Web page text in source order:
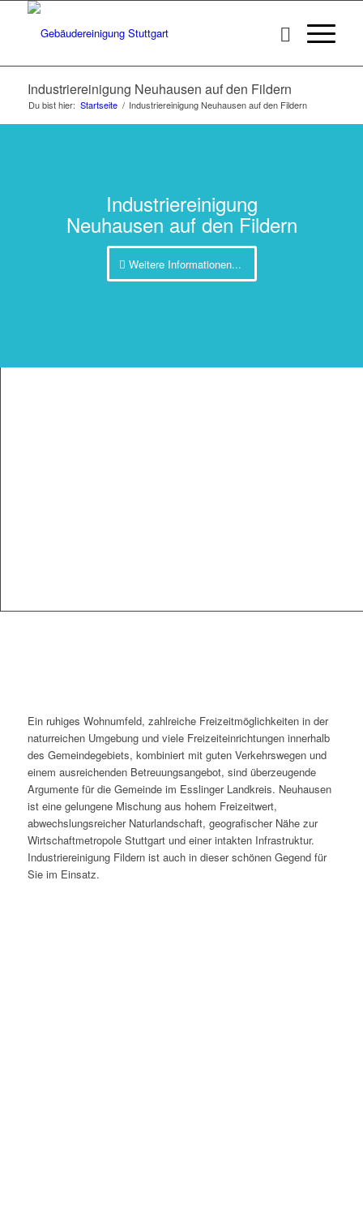
Industriereinigung Neuhausen auf den Fildern
Du bist hier: Startseite / Industriereinigung Neuhausen auf den Fildern
Industriereinigung
Neuhausen auf den Fildern
Weitere Informationen...
Ein ruhiges Wohnumfeld, zahlreiche Freizeitmöglichkeiten in der
naturreichen Umgebung und viele Freizeiteinrichtungen innerhalb
des Gemeindegebiets, kombiniert mit guten Verkehrswegen und
einem ausreichenden Betreuungsangebot, sind überzeugende
Argumente für die Gemeinde im Esslinger Landkreis. Neuhausen
ist eine gelungene Mischung aus hohem Freizeitwert,
abwechslungsreicher Naturlandschaft, geografischer Nähe zur
Wirtschaftmetropole Stuttgart und einer intakten Infrastruktur.
Industriereinigung Fildern ist auch in dieser schönen Gegend für
Sie im Einsatz.